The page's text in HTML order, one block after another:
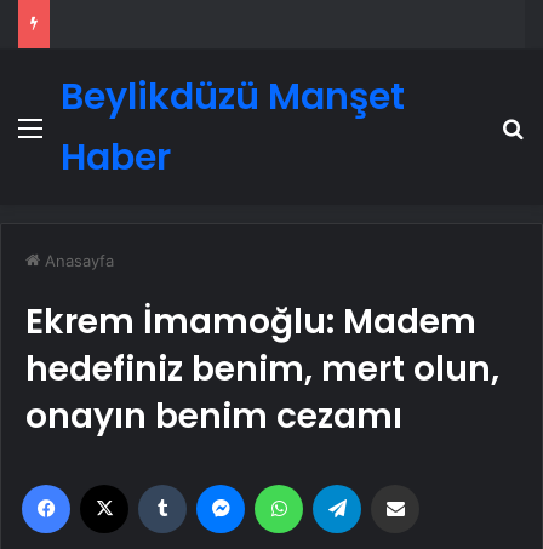
Menü
Beylikdüzü Manşet
Haber
Anasayfa
Ekrem İmamoğlu: Madem
hedefiniz benim, mert olun,
onayın benim cezamı
Facebook Tumblr MessengerWhatsApp